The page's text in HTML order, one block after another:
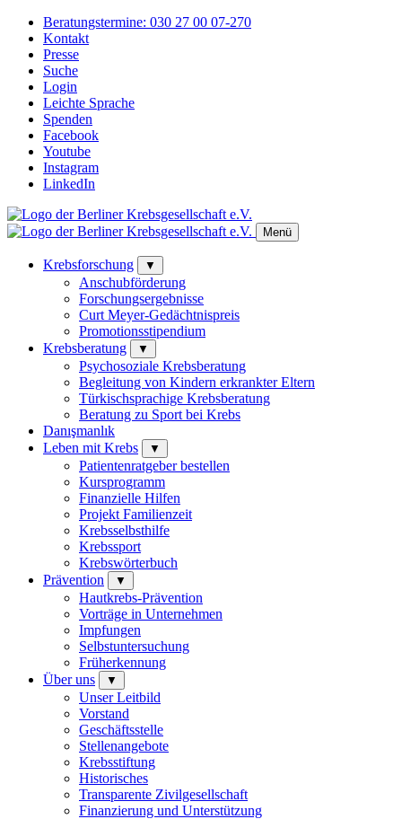
Beratungstermine: 030 27 00 07-270
Kontakt
Presse
Suche
Login
Leichte Sprache
Spenden
Facebook
Youtube
Instagram
LinkedIn
Menü
Krebsforschung ▼
Anschubförderung
Forschungsergebnisse
Curt Meyer-Gedächtnispreis
Promotionsstipendium
Krebsberatung
▼
Psychosoziale Krebsberatung
Begleitung von Kindern erkrankter Eltern
Türkischsprachige Krebsberatung
Beratung zu Sport bei Krebs
Danışmanlık
Leben mit Krebs
▼
Patientenratgeber bestellen
Kursprogramm
Finanzielle Hilfen
Projekt Familienzeit
Krebsselbsthilfe
Krebssport
Krebswörterbuch
Prävention
▼
Hautkrebs-Prävention
Vorträge in Unternehmen
Impfungen
Selbstuntersuchung
Früherkennung
Über uns
▼
Unser Leitbild
Vorstand
Geschäftsstelle
Stellenangebote
Krebsstiftung
Historisches
Transparente Zivilgesellschaft
Finanzierung und Unterstützung